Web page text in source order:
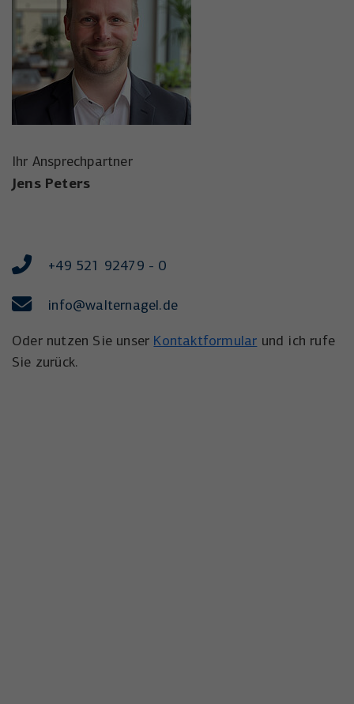
Ihr Ansprechpartner
Jens Peters
+49 521 92479 - 0
info@walternagel.de
Oder nutzen Sie unser Kontaktformular und ich rufe
Sie zurück.